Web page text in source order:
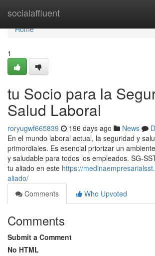
socialaffluent
Home
Home
1
tu Socio para la
Salud Laboral
roryugwf665839 196 days ago News
En el mundo laboral actual, la seguridad y
primordiales. Es esencial priorizar un
y saludable para todos los empleados. SG-
tu aliado en este https://
aliado/
Comments
Who Upvoted
Comments
Submit a Comment
No HTML